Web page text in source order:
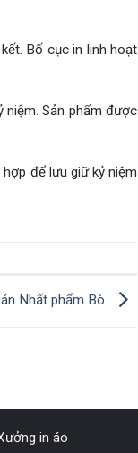
Bố cục in linh hoạt
niệm. Sản phẩm được
để lưu giữ kỷ niệm
Nhất phẩm Bò
in áo